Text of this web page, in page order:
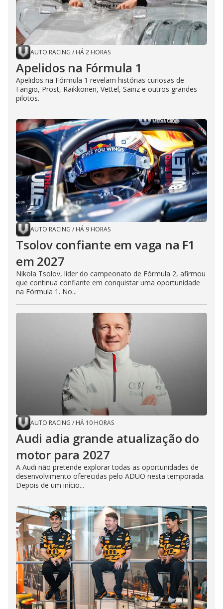
AUTO RACING / HÁ 2 HORAS
Apelidos na Fórmula 1
Apelidos na Fórmula 1 revelam histórias curiosas de
Fangio, Prost, Raikkonen, Vettel, Sainz e outros grandes
pilotos.
AUTO RACING / HÁ 9 HORAS
Tsolov confiante em vaga na F1
em 2027
Nikola Tsolov, líder do campeonato de Fórmula 2, afirmou
que continua confiante em conquistar uma oportunidade
na Fórmula 1. No...
AUTO RACING / HÁ 10 HORAS
Audi adia grande atualização do
motor para 2027
A Audi não pretende explorar todas as oportunidades de
desenvolvimento oferecidas pelo ADUO nesta temporada.
Depois de um início...